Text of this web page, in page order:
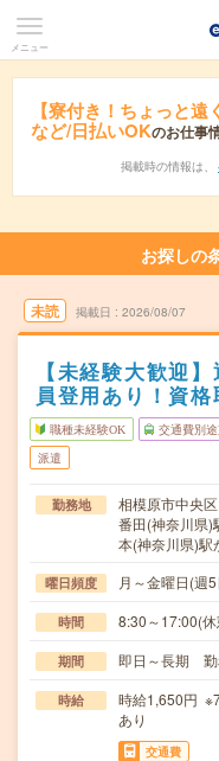
メニュー
【寮付き！ちょっと
など/日払いOKのお仕事
掲載時の情報は、
お探しの
未読 掲載日 2026/08/07
【未経験大歓迎
員登用あり！資
職種未経験OK 交通費別途
派遣
勤務地
相模原市中央区
番田(神奈川県)
本(神奈川県)駅
曜日頻度 月～金曜日(週
時間 8:30～17:00(
期間 即日～長期 勤
時給
時給1,650円
あり
交通費